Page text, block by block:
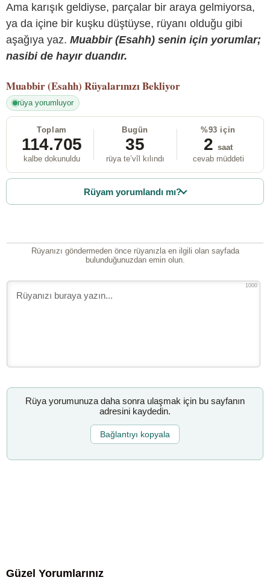
Ama karışık geldiyse, parçalar bir araya gelmiyorsa,
ya da içine bir kuşku düştüyse, rüyanı olduğu gibi
aşağıya yaz. Muabbir (Esahh) senin için yorumlar;
nasibi de hayır duandır.
Muabbir (Esahh) Rüyalarınızı Bekliyor
rüya yorumluyor
Toplam
114.705
kalbe dokunuldu
Bugün
35
rüya te’vîl kılındı
%93 için
2 saat
cevab müddeti
Rüyam yorumlandı mı?
Rüyanızı göndermeden önce rüyanızla en ilgili olan sayfada
bulunduğunuzdan emin olun.
1000
Rüya yorumunuza daha sonra ulaşmak için bu sayfanın
adresini kaydedin.
Bağlantıyı kopyala
Güzel Yorumlarınız